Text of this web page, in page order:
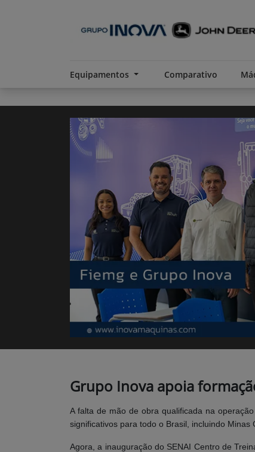
Equipamentos Comparativo
Grupo Inova apoia
A falta de mão de obra qualificada na
significativos para todo o Brasil, incluindo
Agora, a inauguração do SENAI Centro de